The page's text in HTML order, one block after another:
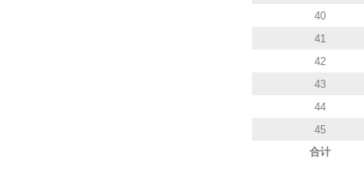
40
41
42
43
44
45
合计